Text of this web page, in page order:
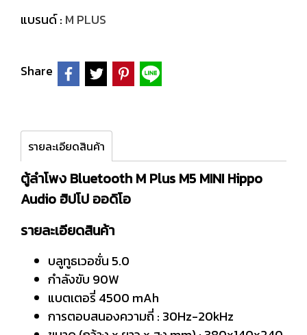
แบรนด์ : M PLUS
Share
รายละเอียดสินค้า
ตู้ลำโพง Bluetooth M Plus M5 MINI Hippo
Audio ฮิปโป ออดิโอ
รายละเอียดสินค้า
บลูทูธเวอชั่น 5.0
กำลังขับ 90W
แบตเตอรี่ 4500 mAh
การตอบสนองความถี่ : 30Hz-20kHz